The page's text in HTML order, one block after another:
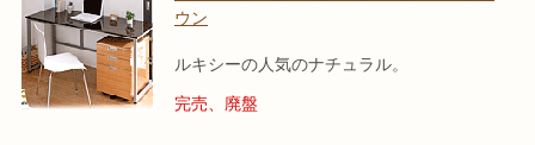
ウン
ルキシーの人気のナチュラル。
完売、廃盤